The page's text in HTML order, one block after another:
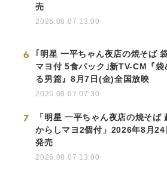
売
2026.08.07 13:00
6
｢明星 一平ちゃん夜店の焼そば
マヨ付 5食パック｣新TV-CM『袋
る男篇』8月7日(金)全国放映
2026.08.07 07:30
7
「明星 一平ちゃん夜店の焼そば
からしマヨ2個付」2026年8月
発売
2026.08.07 13:00